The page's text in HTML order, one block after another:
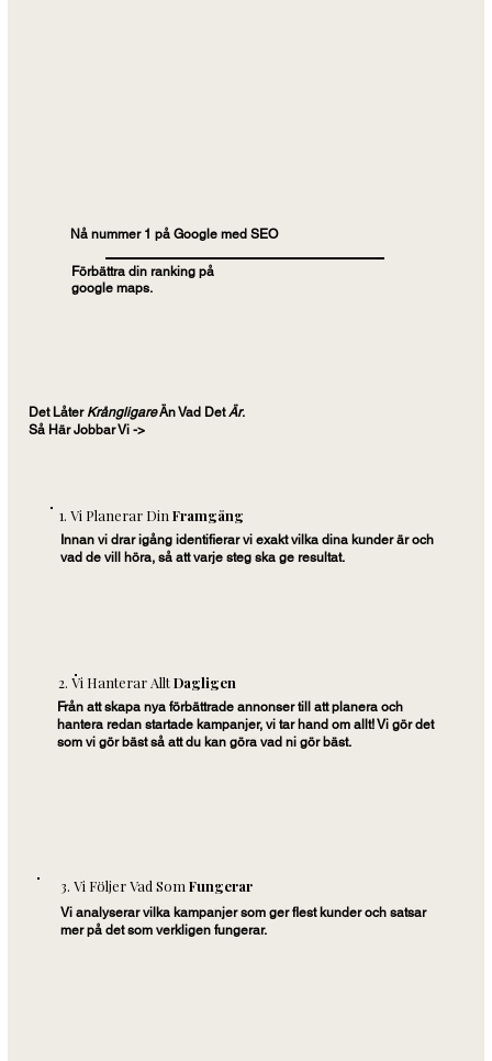
Nå nummer 1 på Google med SEO
Förbättra din ranking på
google maps.
1. Vi Planerar Din Framgång
Innan vi drar igång identifierar vi exakt vilka dina kunder är och
vad de vill höra, så att varje steg ska ge resultat.
3. Vi Följer Vad Som Fungerar
Vi analyserar vilka kampanjer som ger flest kunder och satsar
mer på det som verkligen fungerar.
2. Vi Hanterar AlltDagligen
Från att skapa nya förbättrade annonser till att planera och
hantera redan startade kampanjer, vi tar hand om allt! Vi gör det
som vi gör bäst så att du kan göra vad ni gör bäst.
Det Låter KrångligareÄn Vad DetÄr.
Så Här Jobbar Vi ->